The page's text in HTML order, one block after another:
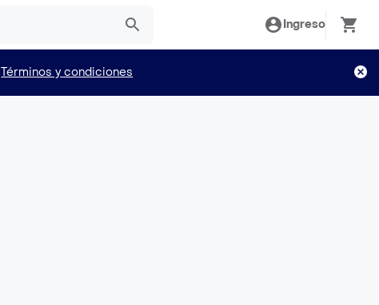
Ingreso
Términos y condiciones